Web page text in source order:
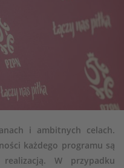
i ambitnych celach.
każdego programu są
W przypadku